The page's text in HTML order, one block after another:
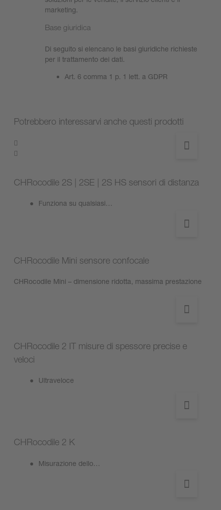
marketing.
Base giuridica
Di seguito si elencano le basi giuridiche richieste
per il trattamento dei dati.
Art. 6 comma 1 p. 1 lett. a GDPR
Potrebbero interessarvi anche questi prodotti
CHRocodile 2S | 2SE | 2S HS sensori di distanza
Funziona su qualsiasi…
CHRocodile Mini sensore confocale
CHRocodile Mini – dimensione ridotta, massima prestazione
CHRocodile 2 IT misure di spessore precise e
veloci
Ultraveloce
CHRocodile 2 K
Misurazione dello…